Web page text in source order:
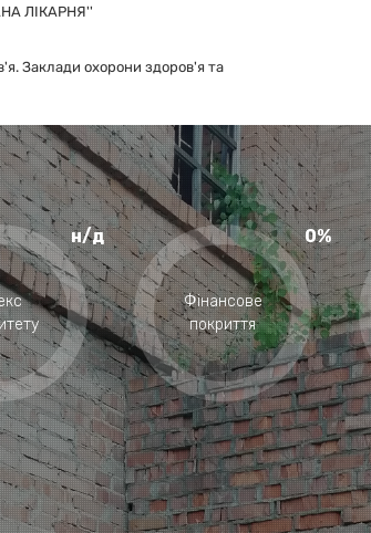
ЛІКАРНЯ''
Заклади охорони здоров'я та
н/д
Фінансове
покриття
0%